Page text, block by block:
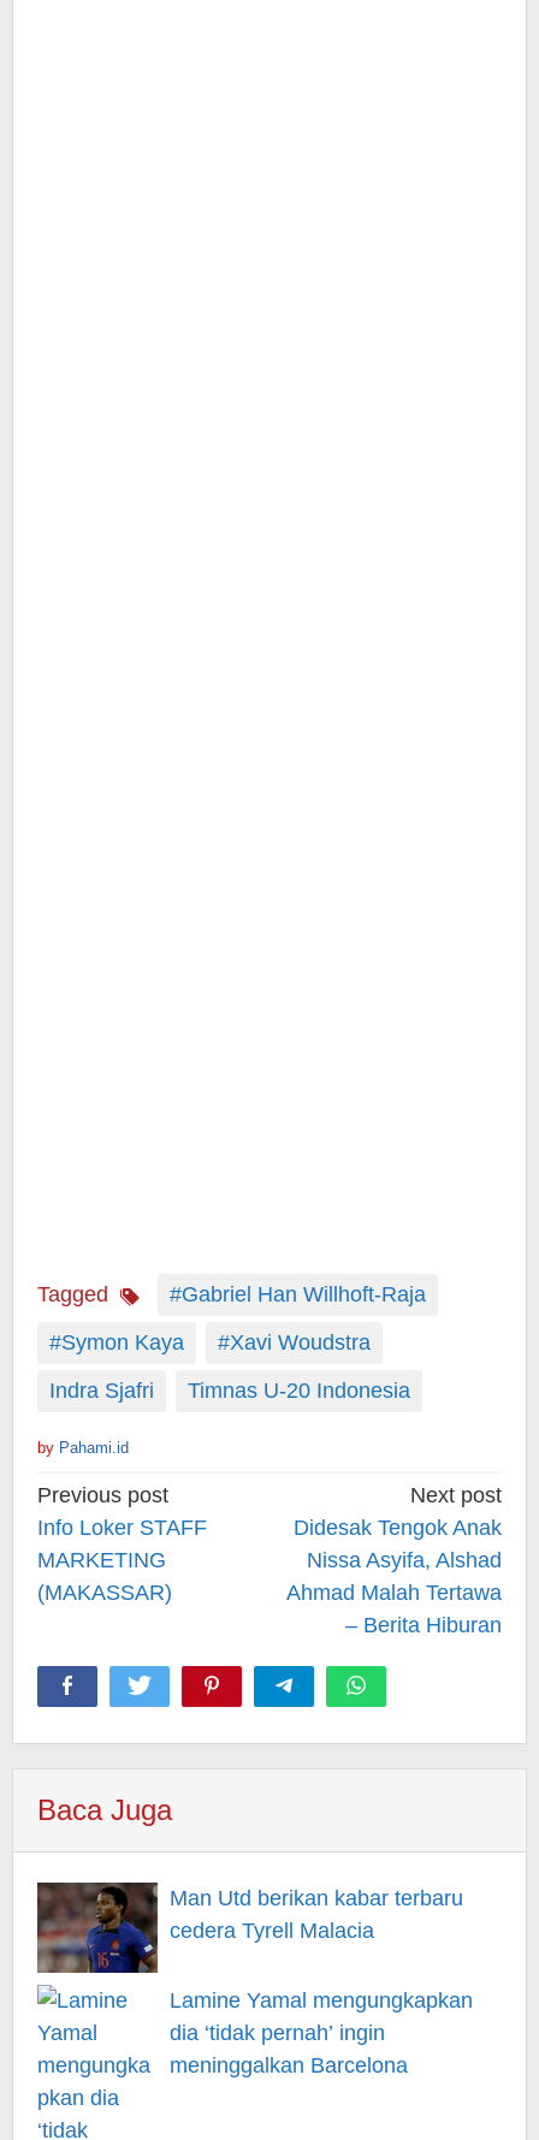
Tagged
#Gabriel Han Willhoft-Raja
#Symon Kaya
#Xavi Woudstra
Indra Sjafri
Timnas U-20 Indonesia
by Pahami.id
Post
navigation
Previous post
Info Loker STAFF
MARKETING
(MAKASSAR)
Next post
Didesak Tengok Anak
Nissa Asyifa, Alshad
Ahmad Malah Tertawa
– Berita Hiburan
Baca Juga
Man Utd berikan kabar terbaru
cedera Tyrell Malacia
Lamine Yamal mengungkapkan
dia ‘tidak pernah’ ingin
meninggalkan Barcelona